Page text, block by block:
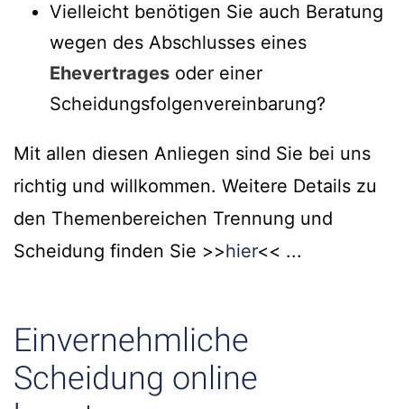
Vielleicht benötigen Sie auch Beratung
wegen des Abschlusses eines
Ehevertrages oder einer
Scheidungsfolgenvereinbarung?
Mit allen diesen Anliegen sind Sie bei uns
richtig und willkommen. Weitere Details zu
den Themenbereichen Trennung und
Scheidung finden Sie >>hier<< ...
Einvernehmliche
Scheidung online